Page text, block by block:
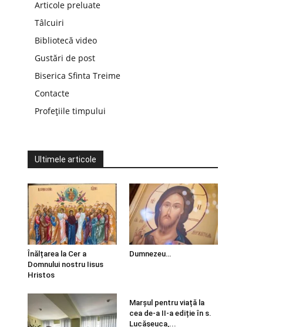
Articole preluate
Tâlcuiri
Bibliotecă video
Gustări de post
Biserica Sfinta Treime
Contacte
Profețiile timpului
Ultimele articole
Înălțarea la Cer a
Domnului nostru Iisus
Hristos
Dumnezeu…
Marșul pentru viață la
cea de-a II-a ediție în s.
Lucășeuca,...